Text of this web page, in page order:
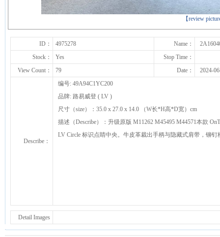
【review
ID： 4975278 Name：
Stock：
Yes
Stop Time：
View Count：
79 Date： 2024-
Describe：
编号: 49A94C1YC200
品牌: 路易威登 ( LV )
尺寸（size）：35.0 x 27.0 x 14.0 （W长*H高*D宽）cm
描述（Describe）：升级原版 M11262 M45495 M44571本款
LV Circle 标识点睛中央。牛皮革裁出手柄与隐藏式肩带，铆
Detail Images